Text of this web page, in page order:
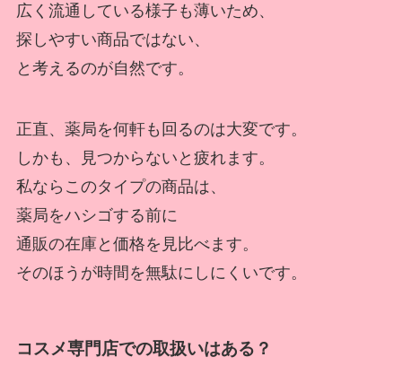
広く流通している様子も薄いため、
探しやすい商品ではない、
と考えるのが自然です。
正直、薬局を何軒も回るのは大変です。
しかも、見つからないと疲れます。
私ならこのタイプの商品は、
薬局をハシゴする前に
通販の在庫と価格を見比べます。
そのほうが時間を無駄にしにくいです。
コスメ専門店での取扱いはある？